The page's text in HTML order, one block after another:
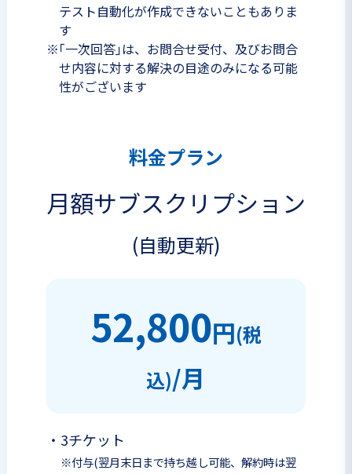
テスト自動化が作成できないこともありま
す
※｢一次回答｣は、お問合せ受付、及びお問合
せ内容に対する解決の目途のみになる可能
性がございます
料金プラン
月額サブスクリプション
(自動更新)
52,800円(税
込)/月
・ 3チケット
※付与(翌月末日まで持ち越し可能、解約時は翌